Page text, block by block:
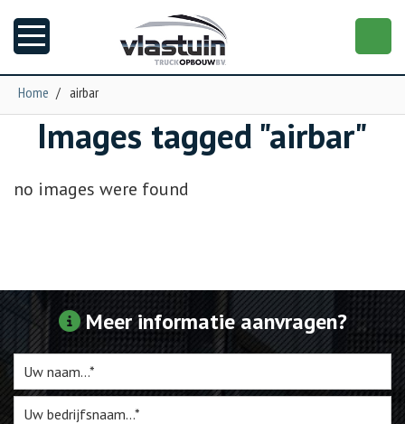
Nieuws
Truckopbouw
Trailers
Torpedo
NGS XXL
Home / airbar
Images tagged "airbar"
no images were found
Meer informatie aanvragen?